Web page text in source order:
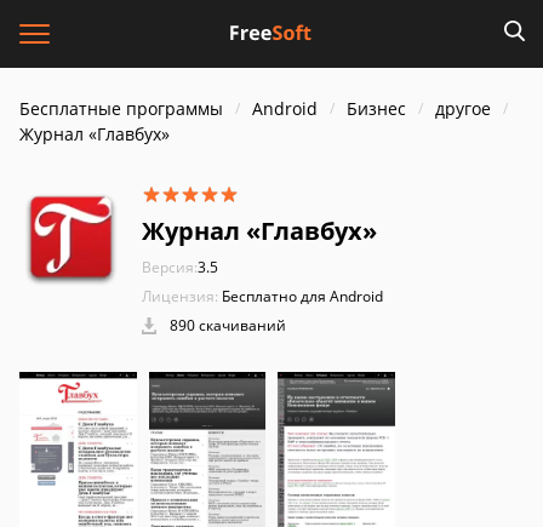
Бесплатные программы Android Бизнес
другое
Журнал «Главбух»
Журнал «Главбух»
Версия:3.5
Лицензия: Бесплатно для Android
890 скачиваний